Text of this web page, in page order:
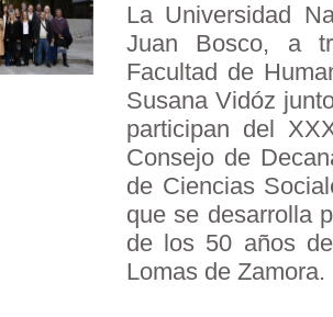
La Universidad
Juan Bosco, a
Facultad de
Susana Vidóz
participan del
Consejo de
de Ciencias
que se desarrolla
de los 50 años
Lomas de Zamora.